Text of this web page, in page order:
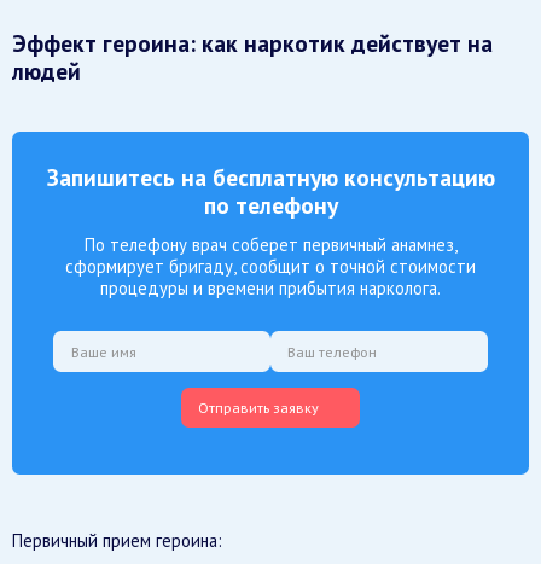
Эффект героина: как наркотик действует на
людей
Запишитесь на бесплатную консультацию
по телефону
По телефону врач соберет первичный анамнез,
сформирует бригаду, сообщит о точной стоимости
процедуры и времени прибытия нарколога.
Отправить заявку
Первичный прием героина: